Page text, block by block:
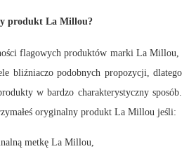
produkt La Millou?
flagowych produktów marki La Millou,
bliźniaczo podobnych propozycji, dlatego
w bardzo charakterystyczny sposób.
oryginalny produkt La Millou jeśli:
metkę La Millou,